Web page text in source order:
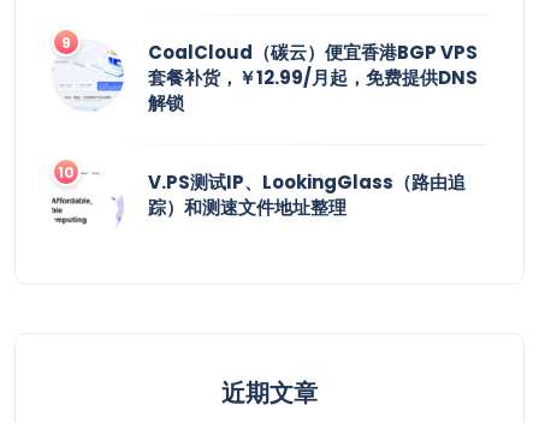
CoalCloud（碳云）便宜香港BGP VPS
套餐补货，￥12.99/月起，免费提供DNS
解锁
V.PS测试IP、LookingGlass（路由追
踪）和测速文件地址整理
近期文章